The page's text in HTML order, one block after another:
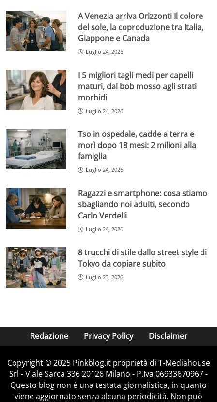
A Venezia arriva Orizzonti Il colore
del sole, la coproduzione tra Italia,
Giappone e Canada
Luglio 24, 2026
I 5 migliori tagli medi per capelli
maturi, dal bob mosso agli strati
morbidi
Luglio 24, 2026
Tso in ospedale, cadde a terra e
morì dopo 18 mesi: 2 milioni alla
famiglia
Luglio 24, 2026
Ragazzi e smartphone: cosa stiamo
sbagliando noi adulti, secondo
Carlo Verdelli
Luglio 24, 2026
8 trucchi di stile dallo street style di
Tokyo da copiare subito
Luglio 23, 2026
Redazione Privacy Policy Disclaimer
Copyright © 2025 Pinkblog.it proprietà di T-Mediahouse
Srl - Viale Sarca 336 20126 Milano - P.Iva 06933670967 -
Questo blog non è una testata giornalistica, in quanto
viene aggiornato senza alcuna periodicità. Non può